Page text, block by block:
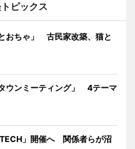
ピックス
おちゃ」 古民家改築、猫と
ウンミーティング」 4テーマ
」開催へ 関係者らが沼